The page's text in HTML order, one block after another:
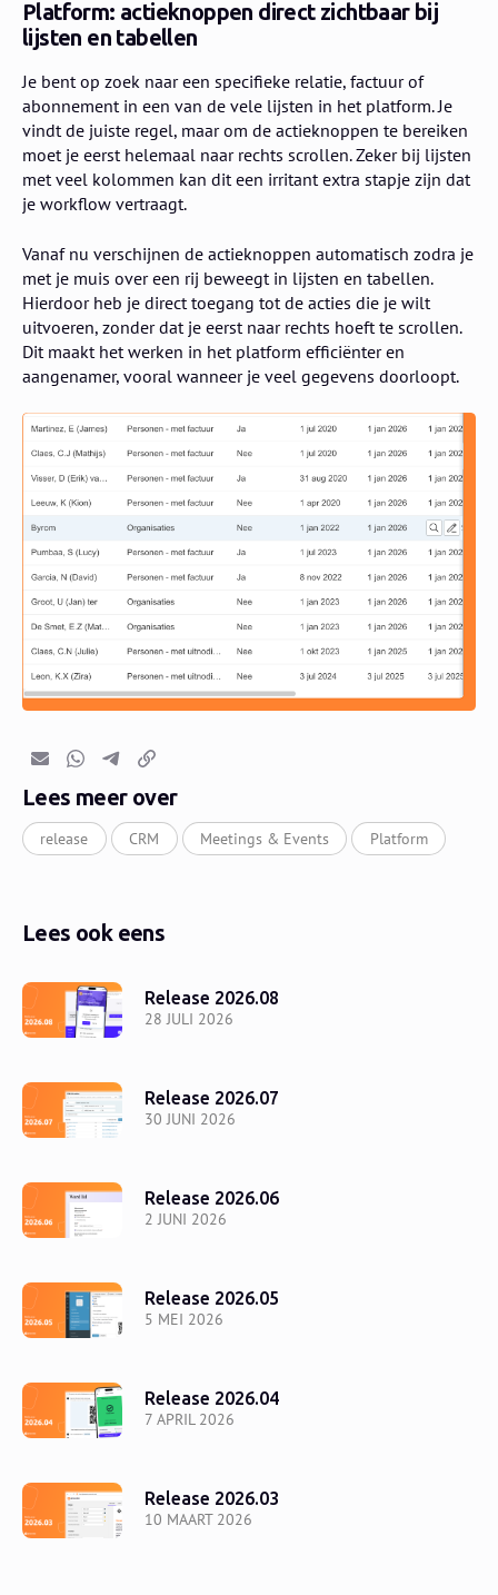
Platform: actieknoppen direct zichtbaar bij
lijsten en tabellen
Je bent op zoek naar een specifieke relatie, factuur of
abonnement in een van de vele lijsten in het platform. Je
vindt de juiste regel, maar om de actieknoppen te bereiken
moet je eerst helemaal naar rechts scrollen. Zeker bij lijsten
met veel kolommen kan dit een irritant extra stapje zijn dat
je workflow vertraagt.
Vanaf nu verschijnen de actieknoppen automatisch zodra je
met je muis over een rij beweegt in lijsten en tabellen.
Hierdoor heb je direct toegang tot de acties die je wilt
uitvoeren, zonder dat je eerst naar rechts hoeft te scrollen.
Dit maakt het werken in het platform efficiënter en
aangenamer, vooral wanneer je veel gegevens doorloopt.
E-mailWhatsapp
TelegramKopieer link
Lees meer over
release CRM Meetings & Events Platform
Lees ook eens
28 JULI 2026
Release 2026.08
30 JUNI 2026
Release 2026.07
2 JUNI 2026
Release 2026.06
5 MEI 2026
Release 2026.05
7 APRIL 2026
Release 2026.04
10 MAART 2026
Release 2026.03